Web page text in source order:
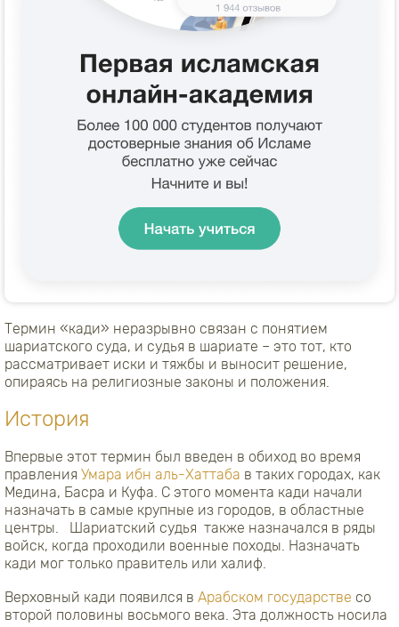
Термин «кади» неразрывно связан с понятием
шариатского суда, и судья в шариате – это тот, кто
рассматривает иски и тяжбы и выносит решение,
опираясь на религиозные законы и положения.
История
Впервые этот термин был введен в обиход во время
правления Умара ибн аль-Хаттаба в таких городах, как
Медина, Басра и Куфа. С этого момента кади начали
назначать в самые крупные из городов, в областные
центры. Шариатский судья также назначался в ряды
войск, когда проходили военные походы. Назначать
кади мог только правитель или халиф.
Верховный кади появился в Арабском государстве со
второй половины восьмого века. Эта должность носила